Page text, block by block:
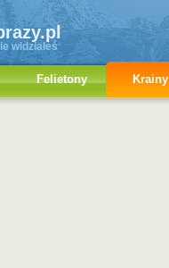
widziałeś
Felietony Krainy